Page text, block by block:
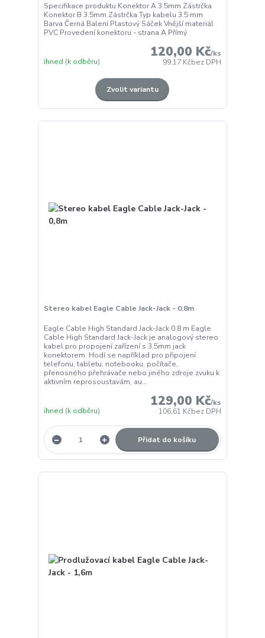
Specifikace produktu Konektor A 3.5mm Zástrčka
Konektor B 3.5mm Zástrčka Typ kabelu 3.5 mm
Barva Černá Balení Plastový Sáček Vnější materiál
PVC Provedení konektoru - strana A Přímý
120,00 Kč/ks
99,17 Kčbez DPH
ihned (k odběru)
Zvolit variantu
Stereo kabel Eagle Cable Jack-Jack - 0,8m
Eagle Cable High Standard Jack-Jack 0,8 m Eagle
Cable High Standard Jack-Jack je analogový stereo
kabel pro propojení zařízení s 3,5mm jack
konektorem. Hodí se například pro připojení
telefonu, tabletu, notebooku, počítače,
přenosného přehrávače nebo jiného zdroje zvuku k
aktivním reprosoustavám, au...
129,00 Kč/ks
106,61 Kčbez DPH
ihned (k odběru)
Přidat do košíku